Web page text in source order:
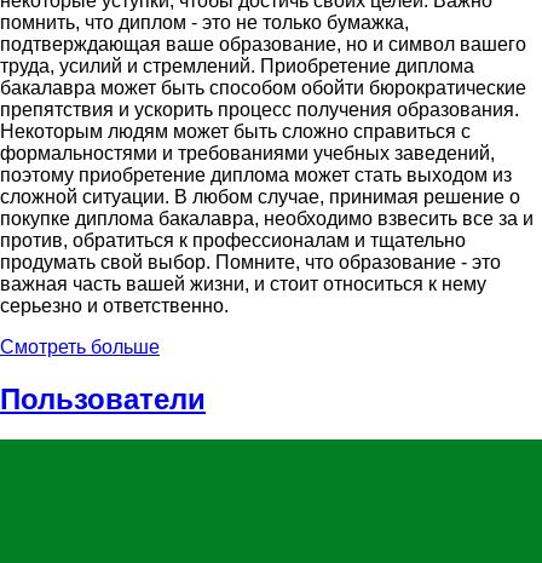
помнить, что диплом - это не только бумажка,
подтверждающая ваше образование, но и символ вашего
труда, усилий и стремлений. Приобретение диплома
бакалавра может быть способом обойти бюрократические
препятствия и ускорить процесс получения образования.
Некоторым людям может быть сложно справиться с
формальностями и требованиями учебных заведений,
поэтому приобретение диплома может стать выходом из
сложной ситуации. В любом случае, принимая решение о
покупке диплома бакалавра, необходимо взвесить все за и
против, обратиться к профессионалам и тщательно
продумать свой выбор. Помните, что образование - это
важная часть вашей жизни, и стоит относиться к нему
серьезно и ответственно.
Смотреть больше
Пользователи